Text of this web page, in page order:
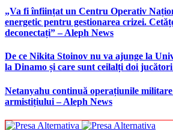
„Va fi înființat un Centru Operativ
energetic pentru gestionarea crizei.
deconectați” – Aleph News
De ce Nikita Stoinov nu va ajunge la
la Dinamo și care sunt ceilalți doi jucători
Netanyahu continuă operațiunile
armistițiului – Aleph News